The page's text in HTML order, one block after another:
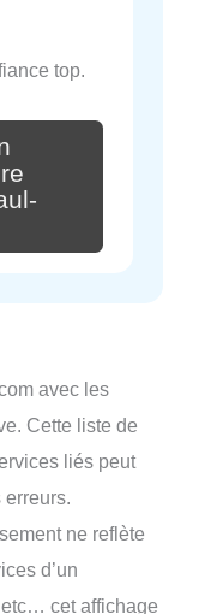
top.
avec les
Cette liste de
liés peut
ne reflète
d’un
cet affichage